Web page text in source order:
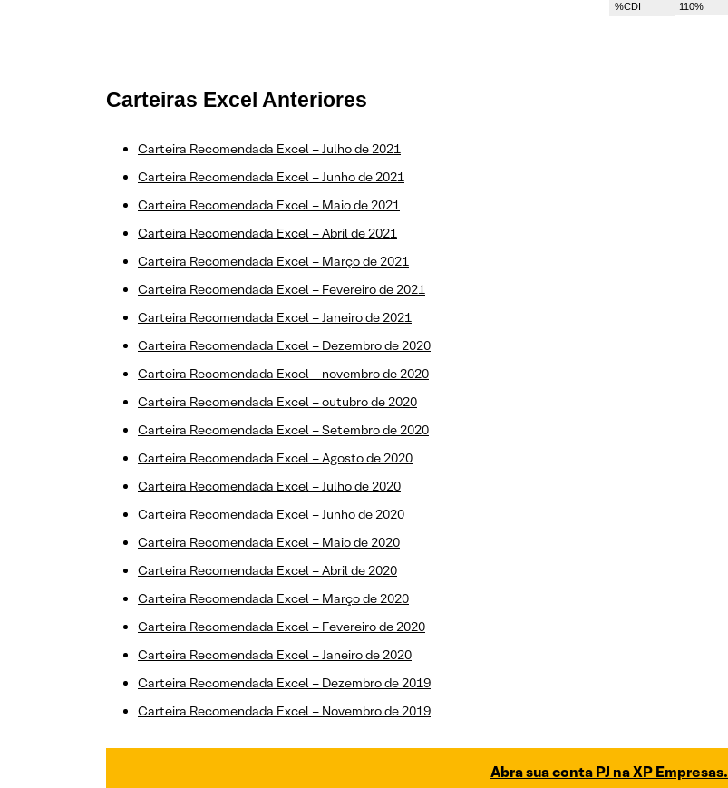
%CDI
110%
Carteiras Excel Anteriores
Carteira Recomendada Excel – Julho de 2021
Carteira Recomendada Excel – Junho de 2021
Carteira Recomendada Excel – Maio de 2021
Carteira Recomendada Excel – Abril de 2021
Carteira Recomendada Excel – Março de 2021
Carteira Recomendada Excel – Fevereiro de 2021
Carteira Recomendada Excel – Janeiro de 2021
Carteira Recomendada Excel – Dezembro de 2020
Carteira Recomendada Excel – novembro de 2020
Carteira Recomendada Excel – outubro de 2020
Carteira Recomendada Excel – Setembro de 2020
Carteira Recomendada Excel – Agosto de 2020
Carteira Recomendada Excel – Julho de 2020
Carteira Recomendada Excel – Junho de 2020
Carteira Recomendada Excel – Maio de 2020
Carteira Recomendada Excel – Abril de 2020
Carteira Recomendada Excel – Março de 2020
Carteira Recomendada Excel – Fevereiro de 2020
Carteira Recomendada Excel – Janeiro de 2020
Carteira Recomendada Excel – Dezembro de 2019
Carteira Recomendada Excel – Novembro de 2019
Abra sua conta PJ na XP Empresas.